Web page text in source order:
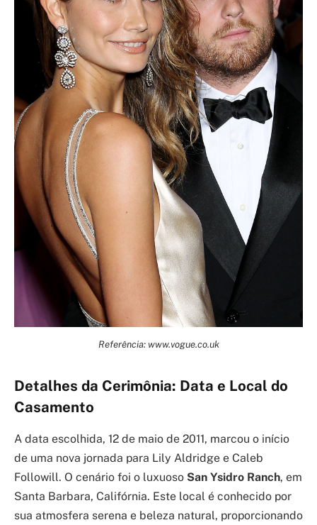
Referência: www.vogue.co.uk
Detalhes da Cerimônia: Data e Local do
Casamento
A data escolhida, 12 de maio de 2011, marcou o início
de uma nova jornada para Lily Aldridge e Caleb
Followill. O cenário foi o luxuoso San Ysidro Ranch, em
Santa Barbara, Califórnia. Este local é conhecido por
sua atmosfera serena e beleza natural, proporcionando